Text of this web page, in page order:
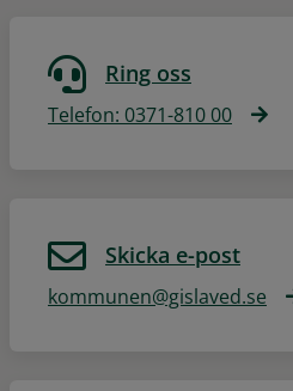
Ring oss
Telefon: 0371-810 00
Skicka e-post
kommunen@gislaved.se